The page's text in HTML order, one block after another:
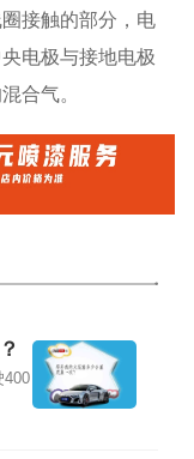
接触的部分，电
电极与接地电极
合气。
400